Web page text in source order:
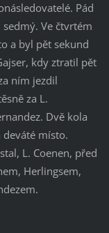
Pád
Ve čtvrtém
a byl pět sekund
kdy ztratil pět
ním jezdil
za L.
Dvě kola
deváté místo.
L. Coenen, před
Herlingsem,